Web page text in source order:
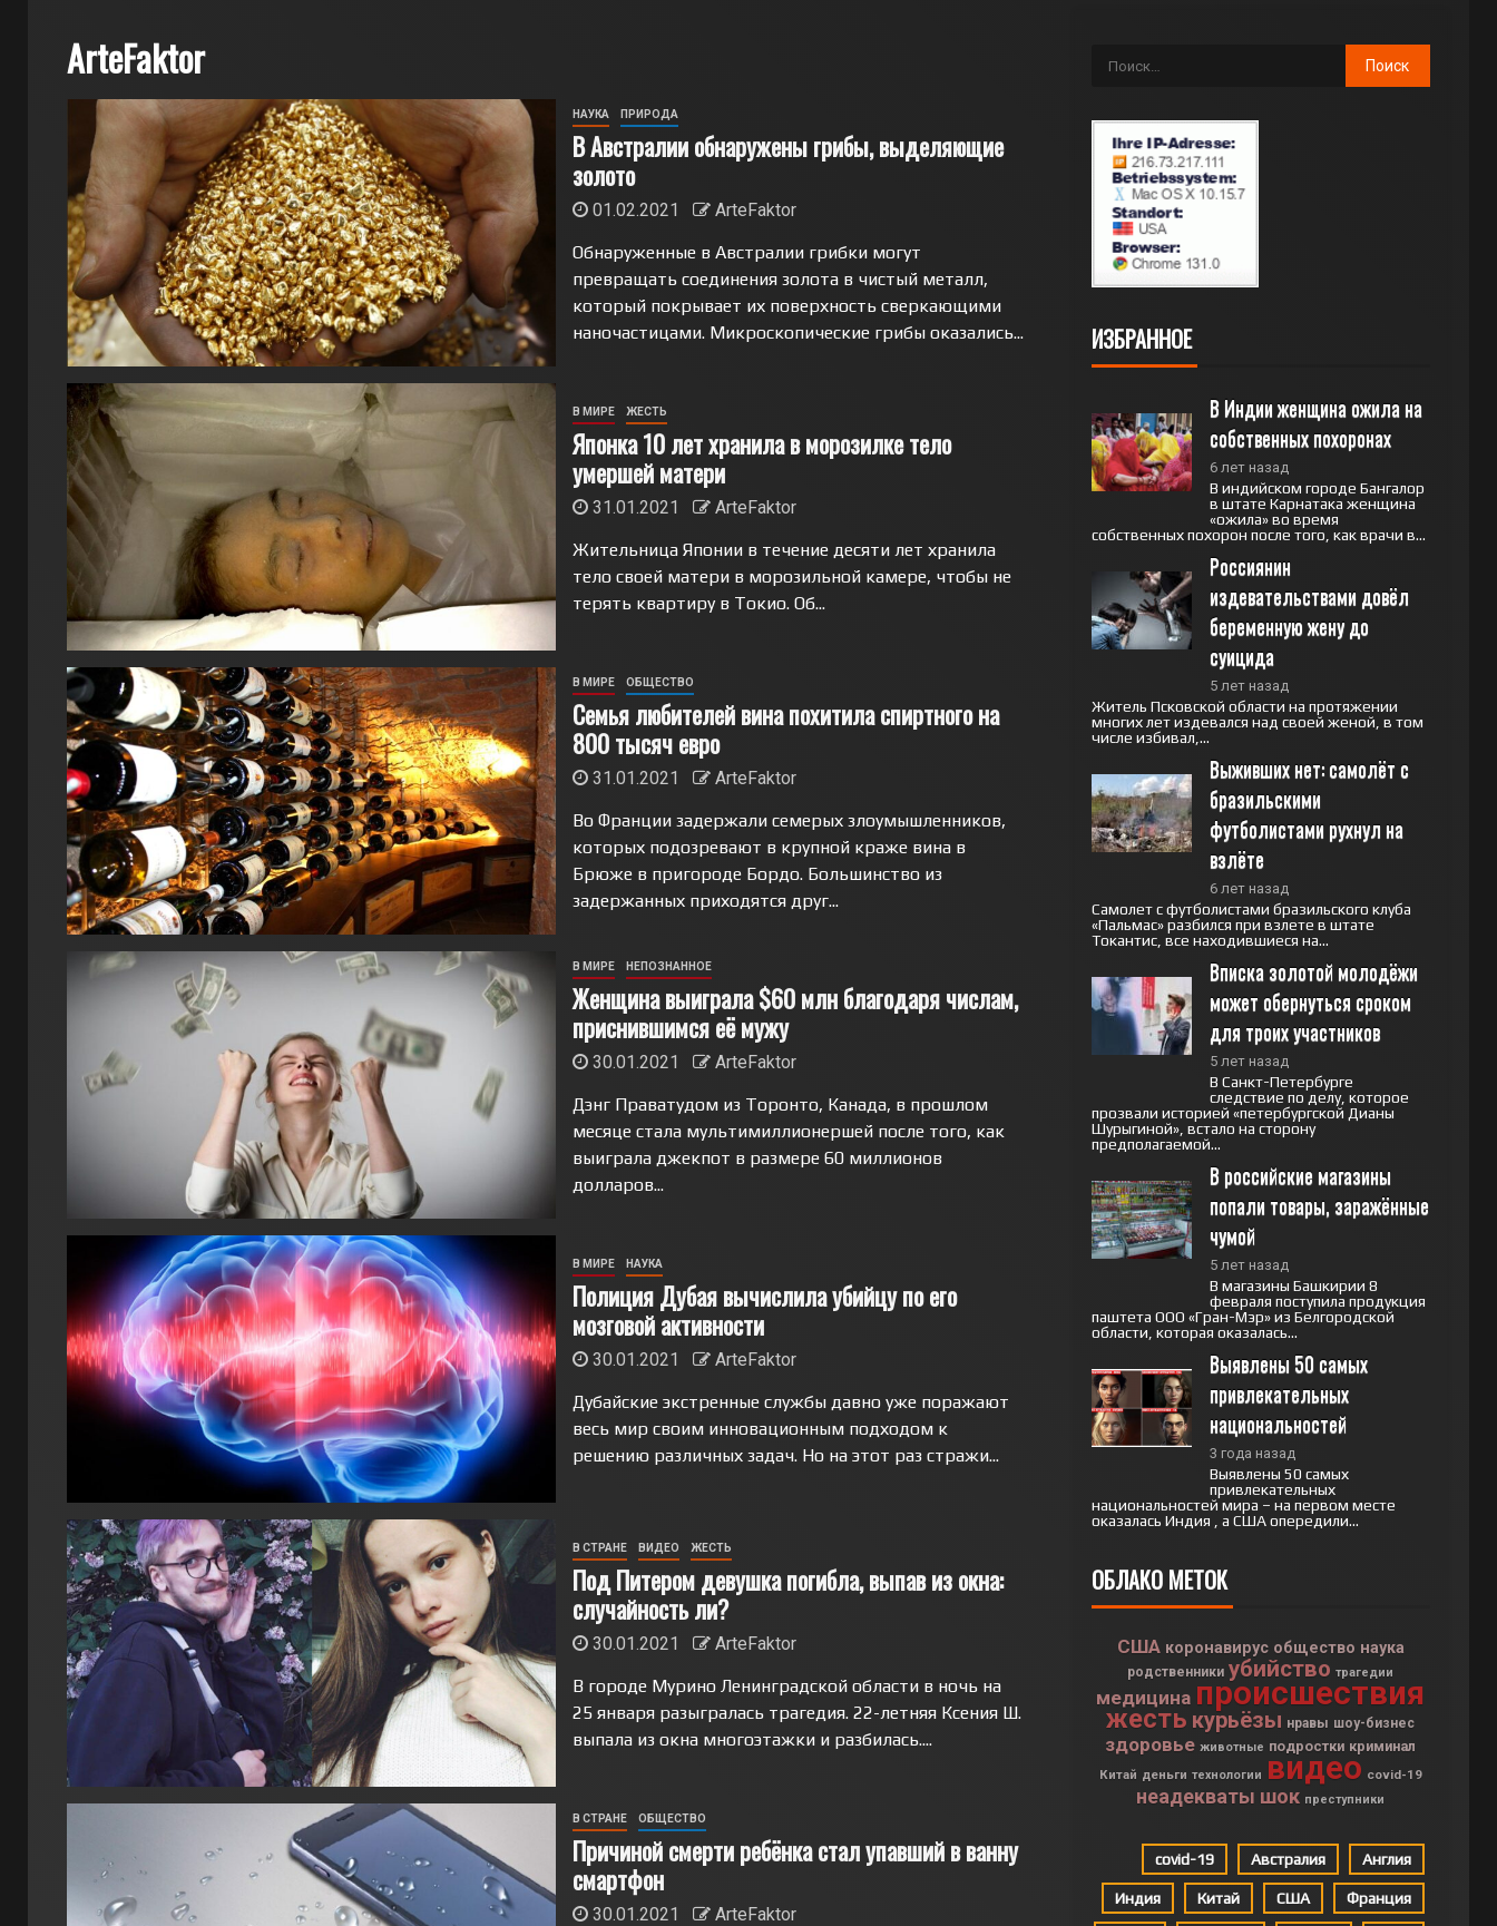
ArteFaktor
НАУКА ПРИРОДА
В Австралии обнаружены грибы, выделяющие
золото
01.02.2021
ArteFaktor
Обнаруженные в Австралии грибки могут
превращать соединения золота в чистый металл,
который покрывает их поверхность сверкающими
наночастицами. Микроскопические грибы оказались...
В МИРЕ ЖЕСТЬ
Японка 10 лет хранила в морозилке тело
умершей матери
31.01.2021
ArteFaktor
Жительница Японии в течение десяти лет хранила
тело своей матери в морозильной камере, чтобы не
терять квартиру в Токио. Об...
В МИРЕ ОБЩЕСТВО
Семья любителей вина похитила спиртного на
800 тысяч евро
31.01.2021
ArteFaktor
Во Франции задержали семерых злоумышленников,
которых подозревают в крупной краже вина в
Брюже в пригороде Бордо. Большинство из
задержанных приходятся друг...
В МИРЕ НЕПОЗНАННОЕ
Женщина выиграла $60 млн благодаря числам,
приснившимся её мужу
30.01.2021
ArteFaktor
Дэнг Праватудом из Торонто, Канада, в прошлом
месяце стала мультимиллионершей после того, как
выиграла джекпот в размере 60 миллионов
долларов...
В МИРЕ НАУКА
Полиция Дубая вычислила убийцу по его
мозговой активности
30.01.2021
ArteFaktor
Дубайские экстренные службы давно уже поражают
весь мир своим инновационным подходом к
решению различных задач. Но на этот раз стражи...
В СТРАНЕ ВИДЕО ЖЕСТЬ
Под Питером девушка погибла, выпав из окна:
случайность ли?
30.01.2021
ArteFaktor
В городе Мурино Ленинградской области в ночь на
25 января разыгралась трагедия. 22-летняя Ксения Ш.
выпала из окна многоэтажки и разбилась....
В СТРАНЕ ОБЩЕСТВО
Причиной смерти ребёнка стал упавший в ванну
смартфон
30.01.2021
ArteFaktor
ИЗБРАННОЕ
В Индии женщина ожила на
собственных похоронах
6 лет назад
В индийском городе Бангалор
в штате Карнатака женщина
«ожила» во время
собственных похорон после того, как врачи в...
Россиянин
издевательствами довёл
беременную жену до
суицида
5 лет назад
Житель Псковской области на протяжении
многих лет издевался над своей женой, в том
числе избивал,...
Выживших нет: самолёт с
бразильскими
футболистами рухнул на
взлёте
6 лет назад
Самолет с футболистами бразильского клуба
«Пальмас» разбился при взлете в штате
Токантис, все находившиеся на...
Вписка золотой молодёжи
может обернуться сроком
для троих участников
5 лет назад
В Санкт-Петербурге
следствие по делу, которое
прозвали историей «петербургской Дианы
Шурыгиной», встало на сторону
предполагаемой...
В российские магазины
попали товары, заражённые
чумой
5 лет назад
В магазины Башкирии 8
февраля поступила продукция
паштета ООО «Гран-Мэр» из Белгородской
области, которая оказалась...
Выявлены 50 самых
привлекательных
национальностей
3 года назад
Выявлены 50 самых
привлекательных
национальностей мира – на первом месте
оказалась Индия , а США опередили...
ОБЛАКО МЕТОК
США коронавирус общество наука
родственники убийство трагедии
медицина происшествия
жесть курьёзы нравы шоу-бизнес
здоровье животные подростки криминал
Китай деньги технологии видео covid-19
неадекваты шок преступники
covid-19 Австралия Англия
Индия Китай США Франция